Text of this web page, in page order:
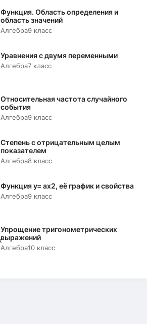
Функция. Область определения и
область значений
Алгебра9 класс
Уравнения с двумя переменными
Алгебра7 класс
Относительная частота случайного
события
Алгебра9 класс
Степень с отрицательным целым
показателем
Алгебра8 класс
Функция y= аx2, её график и свойства
Алгебра9 класс
Упрощение тригонометрических
выражений
Алгебра10 класс